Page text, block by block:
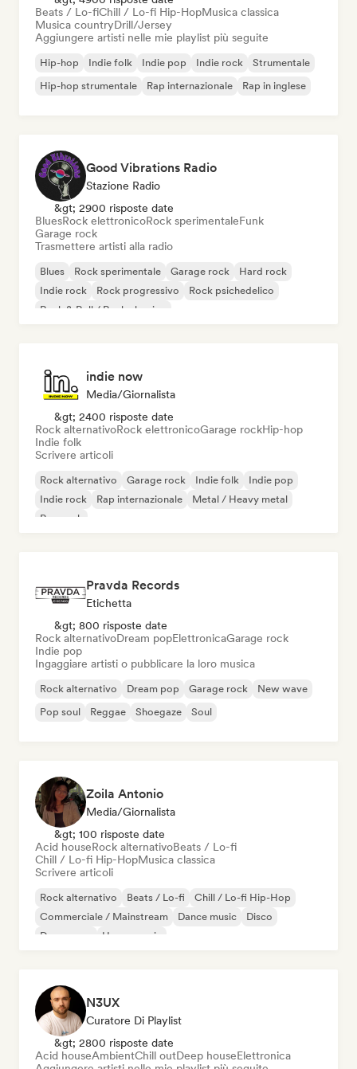
Beats / Lo-fiChill / Lo-fi Hip-HopMusica classica
Musica countryDrill/Jersey
Aggiungere artisti nelle mie playlist più seguite
Hip-hop Indie folk Indie pop Indie rock
Strumentale
Hip-hop strumentale
Rap internazionale Rap in inglese
Good Vibrations Radio
Stazione Radio
&gt; 2900 risposte date
BluesRock elettronicoRock sperimentaleFunk
Garage rock
Trasmettere artisti alla radio
Blues Rock sperimentale Garage rock
Hard rock
Indie rock
Rock progressivo
Rock psichedelico
Rock & Roll / Rock classico
indie now
Media/Giornalista
&gt; 2400 risposte date
Rock alternativoRock elettronicoGarage rockHip-hop
Indie folk
Scrivere articoli
Rock alternativo Garage rock Indie folk
Indie pop
Indie rock
Rap internazionale
Metal / Heavy metal
Pop rock
Pravda Records
Etichetta
&gt; 800 risposte date
Rock alternativoDream popElettronicaGarage rock
Indie pop
Ingaggiare artisti o pubblicare la loro musica
Rock alternativo Dream pop Garage rock
New wave
Pop soul
Reggae Shoegaze Soul
Zoila Antonio
Media/Giornalista
&gt; 100 risposte date
Acid houseRock alternativoBeats / Lo-fi
Chill / Lo-fi Hip-HopMusica classica
Scrivere articoli
Rock alternativo Beats / Lo-fi
Chill / Lo-fi Hip-Hop
Commerciale / Mainstream
Dance music
Disco
Dream pop
House music
N3UX
Curatore Di Playlist
&gt; 2800 risposte date
Acid houseAmbientChill outDeep houseElettronica